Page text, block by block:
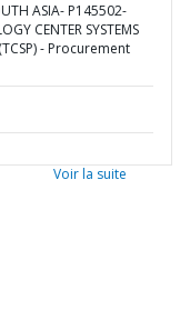
ASIA- P145502-
CENTER SYSTEMS
(TCSP) - Procurement
Voir la suite